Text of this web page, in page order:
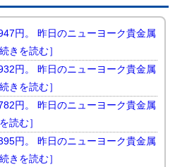
円。 昨日のニューヨーク貴金属
きを読む］
円。 昨日のニューヨーク貴金属
きを読む］
円。 昨日のニューヨーク貴金属
読む］
円。 昨日のニューヨーク貴金属
きを読む］